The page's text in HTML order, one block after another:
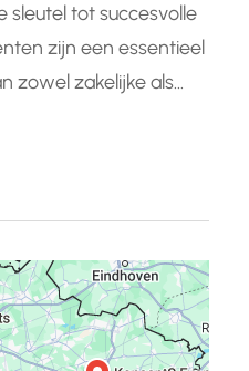
sleutel tot succesvolle
zijn een essentieel
zowel zakelijke als
een bruiloft of
planning,
in het spel